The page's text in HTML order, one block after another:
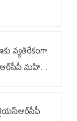
వ్యతిరేకంగా
మహిళా